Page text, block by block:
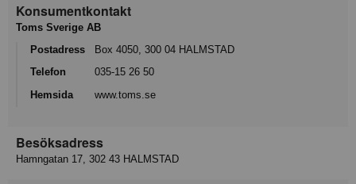
Konsumentkontakt
Toms Sverige AB
Postadress
Box 4050, 300 04 HALMSTAD
Telefon
035-15 26 50
Hemsida
www.toms.se
Besöksadress
Hamngatan 17, 302 43 HALMSTAD